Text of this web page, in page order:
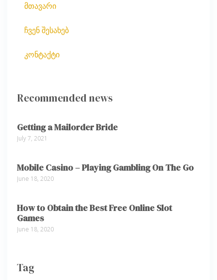
მთავარი
ჩვენ შესახებ
კონტაქტი
Recommended news
Getting a Mailorder Bride
July 7, 2021
Mobile Casino – Playing Gambling On The Go
June 18, 2020
How to Obtain the Best Free Online Slot
Games
June 18, 2020
Tag